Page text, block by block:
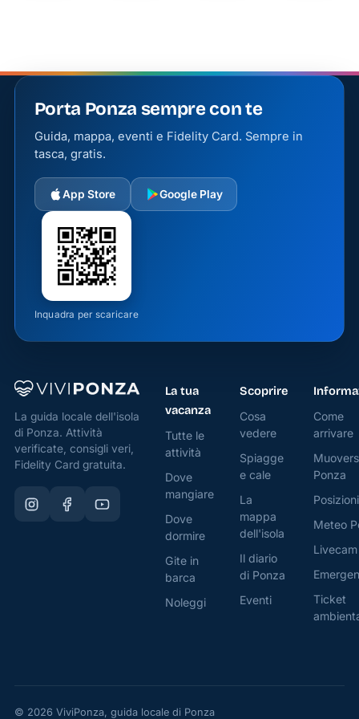
Porta Ponza sempre con te
Guida, mappa, eventi e Fidelity Card. Sempre in
tasca, gratis.
App Store Google Play
Inquadra per scaricare
La guida locale dell'isola
di Ponza. Attività
verificate, consigli veri,
Fidelity Card gratuita.
La tua
vacanza
Tutte le
attività
Dove
mangiare
Dove
dormire
Gite in
barca
Noleggi
Scoprire
Cosa
vedere
Spiagge
e cale
La
mappa
dell'isola
Il diario
di Ponza
Eventi
Come
arrivare
Ponza
Meteo
Livecam
Ticket
© 2026 ViviPonza, guida locale di Ponza